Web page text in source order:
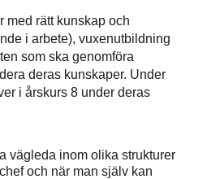
med rätt kunskap och
i arbete), vuxenutbildning
som ska genomföra
deras kunskaper. Under
i årskurs 8 under deras
vägleda inom olika strukturer
och när man själv kan